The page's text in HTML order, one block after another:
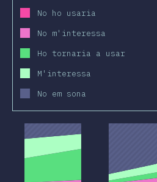
No ho usaria
No m'interessa
Ho tornaria a usar
M'interessa
No em sona
2019 2020 2019